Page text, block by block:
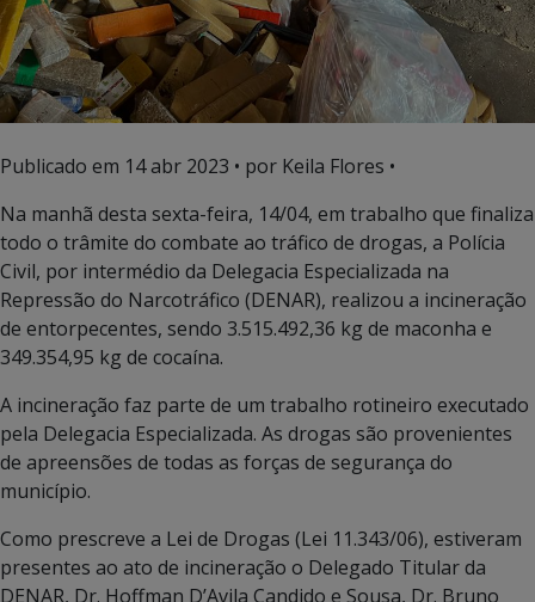
Publicado em 14 abr 2023 • por Keila Flores •
Na manhã desta sexta-feira, 14/04, em trabalho que finaliza
todo o trâmite do combate ao tráfico de drogas, a Polícia
Civil, por intermédio da Delegacia Especializada na
Repressão do Narcotráfico (DENAR), realizou a incineração
de entorpecentes, sendo 3.515.492,36 kg de maconha e
349.354,95 kg de cocaína.
A incineração faz parte de um trabalho rotineiro executado
pela Delegacia Especializada. As drogas são provenientes
de apreensões de todas as forças de segurança do
município.
Como prescreve a Lei de Drogas (Lei 11.343/06), estiveram
presentes ao ato de incineração o Delegado Titular da
DENAR, Dr. Hoffman D’Avila Candido e Sousa, Dr. Bruno